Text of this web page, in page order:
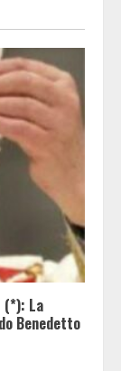
(*): La
Benedetto